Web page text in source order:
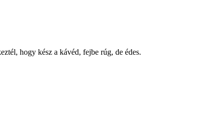
hogy kész a kávéd, fejbe rúg, de édes.